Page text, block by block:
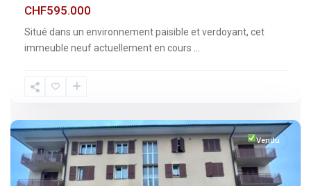
CHF595.000
Situé dans un environnement paisible et verdoyant, cet
immeuble neuf actuellement en cours
Fribourg
Vendu